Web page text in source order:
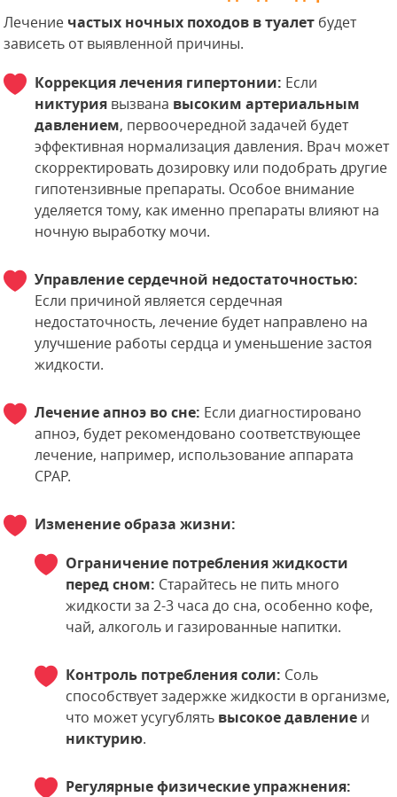
Лечение частых ночных походов в туалет будет
зависеть от выявленной причины.
Коррекция лечения гипертонии: Если
никтурия вызвана высоким артериальным
давлением, первоочередной задачей будет
эффективная нормализация давления. Врач может
скорректировать дозировку или подобрать другие
гипотензивные препараты. Особое внимание
уделяется тому, как именно препараты влияют на
ночную выработку мочи.
Управление сердечной недостаточностью:
Если причиной является сердечная
недостаточность, лечение будет направлено на
улучшение работы сердца и уменьшение застоя
жидкости.
Лечение апноэ во сне: Если диагностировано
апноэ, будет рекомендовано соответствующее
лечение, например, использование аппарата
CPAP.
Изменение образа жизни:
Ограничение потребления жидкости
перед сном: Старайтесь не пить много
жидкости за 2-3 часа до сна, особенно кофе,
чай, алкоголь и газированные напитки.
Контроль потребления соли: Соль
способствует задержке жидкости в организме,
что может усугублять высокое давление и
никтурию.
Регулярные физические упражнения: